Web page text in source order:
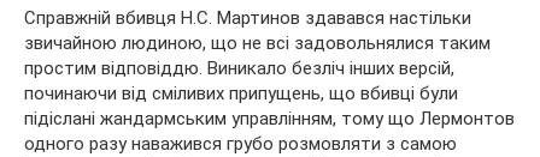
Справжній вбивця Н.С. Мартинов здавався настільки
звичайною людиною, що не всі задовольнялися таким
простим відповіддю. Виникало безліч інших версій,
починаючи від сміливих припущень, що вбивці були
підіслані жандармським управлінням, тому що Лермонтов
одного разу наважився грубо розмовляти з самою